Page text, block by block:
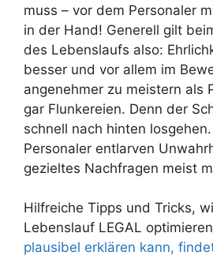
muss – vor dem Personaler
in der Hand! Generell gilt
des Lebenslaufs also:
besser und vor allem im
angenehmer zu meistern als
gar Flunkereien. Denn der
schnell nach hinten
Personaler entlarven
gezieltes Nachfragen meist
Hilfreiche Tipps und Tricks,
Lebenslauf LEGAL
plausibel erklären kann,